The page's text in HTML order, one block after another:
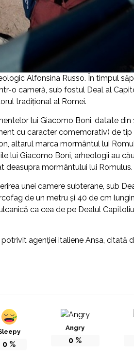
Alfonsina Russo. În timpul
o cameră, sub fostul Deal al
tradiţional al Romei.
lui Giacomo Boni, datate din
cu caracter comemorativ) de
altarul marca mormântul lui
lui Giacomo Boni, arheologii au
deasupra mormântului lui Romulus.
unei camere subterane, sub
de un metru şi 40 de cm
ca cea de pe Dealul
agenţiei italiene Ansa, citată
0 %
Angry
0 %